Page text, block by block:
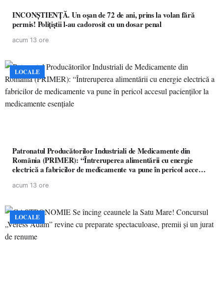
INCONȘTIENȚĂ. Un oșan de 72 de ani, prins la volan fără
permis! Polițiștii l-au cadorosit cu un dosar penal
acum 13 ore
LOCALE
Patronatul Producătorilor Industriali de Medicamente din
România (PRIMER): “Întreruperea alimentării cu energie
electrică a fabricilor de medicamente va pune în pericol accesul
acum 13 ore
LOCALE